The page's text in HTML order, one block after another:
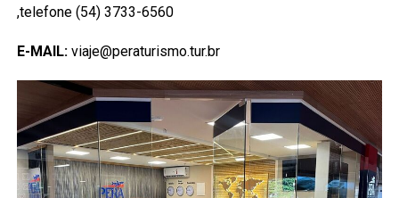
,telefone (54) 3733-6560
E-MAIL:viaje@peraturismo.tur.br